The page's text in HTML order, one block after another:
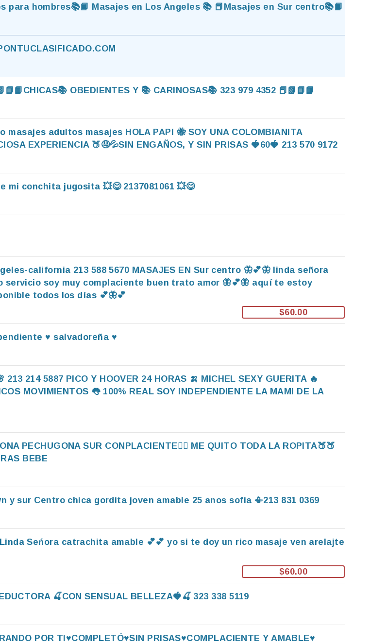
para hombres📚📘 Masajes en Los Angeles 📚 📕Masajes en Sur centro📚📙
OBEDIENTES Y 📚 CARINOSAS📚 323 979 4352 📕📗📘📙
masajes adultos masajes HOLA PAPI 🐝 SOY UNA COLOMBIANITA
EXPERIENCIA 🍑🤤💦SIN ENGAÑOS, Y SIN PRISAS 🍓60🍓 213 570 9172
conchita jugosita 💥😋 2137081061 💥😋
california 213 588 5670 MASAJES EN Sur centro 🦋💕🦋 linda señora
servicio soy muy complaciente buen trato amor 🦋💕🦋 aquí te estoy
todos los días 💕🦋💕
$60.00
♥️ salvadoreña ♥️
214 5887 PICO Y HOOVER 24 HORAS 🍌 MICHEL SEXY GUERITA 🔥
MOVIMIENTOS 👅 100% REAL SOY INDEPENDIENTE LA MAMI DE LA
PECHUGONA SUR CONPLACIENTE🤷‍♀️ ME QUITO TODA LA ROPITA🍑🍑
BEBE
y sur Centro chica gordita joven amable 25 anos sofia 📳213 831 0369
Seńora catrachita amable 💕💕 yo si te doy un rico masaje ven arelajte
$60.00
🍒CON SENSUAL BELLEZA🍓🍒 323 338 5119
POR TI♥️COMPLETÓ♥️SIN PRISAS♥️COMPLACIENTE Y AMABLE♥️